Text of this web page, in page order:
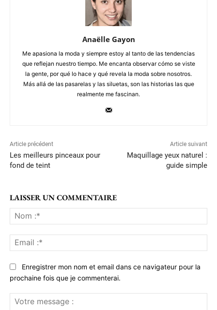
Anaëlle Gayon
Me apasiona la moda y siempre estoy al tanto de las tendencias
que reflejan nuestro tiempo. Me encanta observar cómo se viste
la gente, por qué lo hace y qué revela la moda sobre nosotros.
Más allá de las pasarelas y las siluetas, son las historias las que
realmente me fascinan.
Article précédent
Les meilleurs pinceaux pour
fond de teint
Article suivant
Maquillage yeux naturel :
guide simple
LAISSER UN COMMENTAIRE
:*
:*
Enregistrer mon nom et email dans ce navigateur pour la
prochaine fois que je commenterai.